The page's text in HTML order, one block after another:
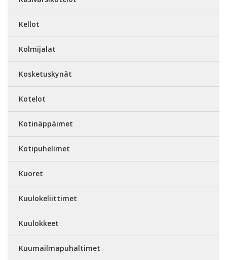
Kellot
Kolmijalat
Kosketuskynät
Kotelot
Kotinäppäimet
Kotipuhelimet
Kuoret
Kuulokeliittimet
Kuulokkeet
Kuumailmapuhaltimet